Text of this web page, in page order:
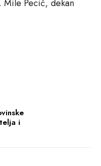
Mile Pecić, dekan
i